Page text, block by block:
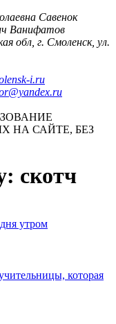
Савенок
Ванифатов
обл, г. Смоленск, ул.
i.ru
НА САЙТЕ, БЕЗ
скотч
утром
которая